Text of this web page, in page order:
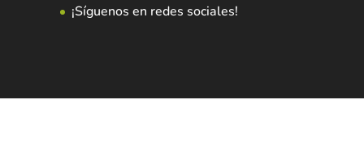
¡Síguenos en redes sociales!